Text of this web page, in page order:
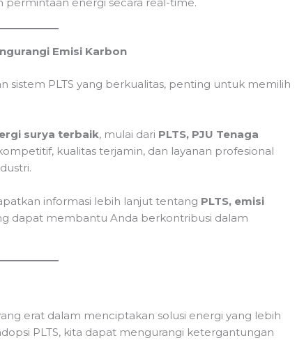
Emisi Karbon
PLTS yang berkualitas, penting untuk memilih
surya terbaik, mulai dari PLTS, PJU Tenaga
kualitas terjamin, dan layanan profesional
informasi lebih lanjut tentang PLTS, emisi
dapat membantu Anda berkontribusi dalam
erat dalam menciptakan solusi energi yang lebih
PLTS, kita dapat mengurangi ketergantungan